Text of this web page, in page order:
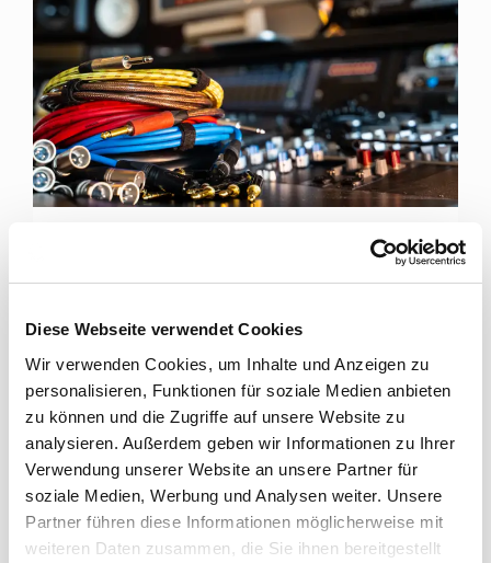
Diese Webseite verwendet Cookies
Wir verwenden Cookies, um Inhalte und Anzeigen zu
personalisieren, Funktionen für soziale Medien anbieten
zu können und die Zugriffe auf unsere Website zu
analysieren. Außerdem geben wir Informationen zu Ihrer
Verwendung unserer Website an unsere Partner für
soziale Medien, Werbung und Analysen weiter. Unsere
Partner führen diese Informationen möglicherweise mit
weiteren Daten zusammen, die Sie ihnen bereitgestellt
FÜR JEDE RECORDING SESSION DIE RICHTIGEN
Cordial Kabel für Tonstudios
Hochklassiges Studio-Equipment braucht perfekte
Signalübertragung. Cordial bietet ein breites
Spektrum an ...
Mehr erfahren